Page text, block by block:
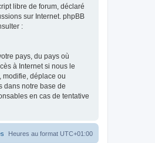
libre de forum, déclaré
sur Internet. phpBB
:
pays, du pays où
à Internet si nous le
modifie, déplace ou
dans notre base de
en cas de tentative
Heures au format UTC+01:00